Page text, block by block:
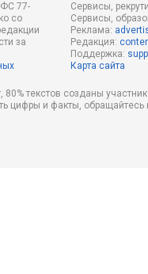
77-
со
за
Сервисы,
Сервисы,
Реклама:
Редакция:
Поддержка:
Карта сайта
80% текстов созданы
цифры и факты,